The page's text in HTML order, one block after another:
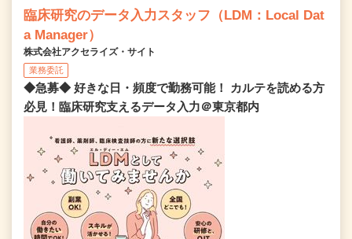
臨床研究のデータ入力スタッフ（LDM：Local Dat
a Manager）
株式会社アクセライズ・サイト
業務委託
◆急募◆ 好きな日・頻度で勤務可能！ カルテを読める方
必見！臨床研究支えるデータ入力＠東京都内